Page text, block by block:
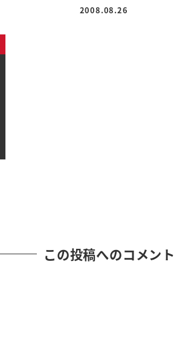
投稿日
2008.08.26
この投稿へのコメント